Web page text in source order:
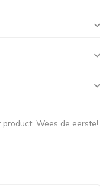
Wees de eerste!